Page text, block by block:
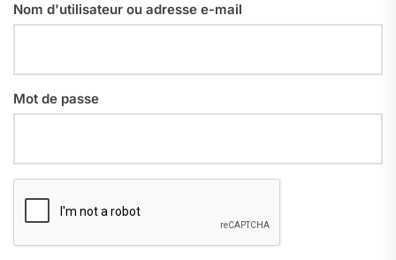
Nom d'utilisateur ou adresse e-mail
Mot de passe